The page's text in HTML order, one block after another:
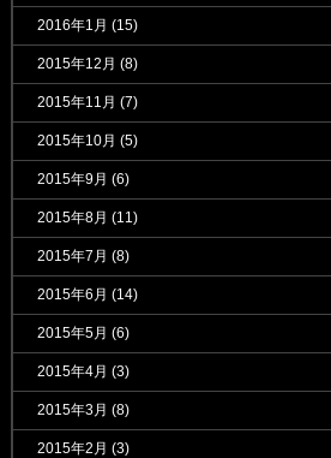
2016年1月 (15)
2015年12月 (8)
2015年11月 (7)
2015年10月 (5)
2015年9月 (6)
2015年8月 (11)
2015年7月 (8)
2015年6月 (14)
2015年5月 (6)
2015年4月 (3)
2015年3月 (8)
2015年2月 (3)